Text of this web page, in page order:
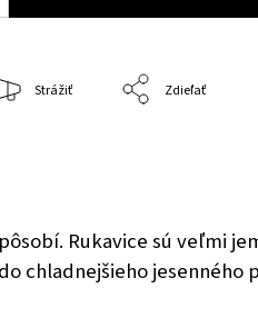
Strážiť Zdieľať
Rukavice sú veľmi
chladnejšieho jesenného